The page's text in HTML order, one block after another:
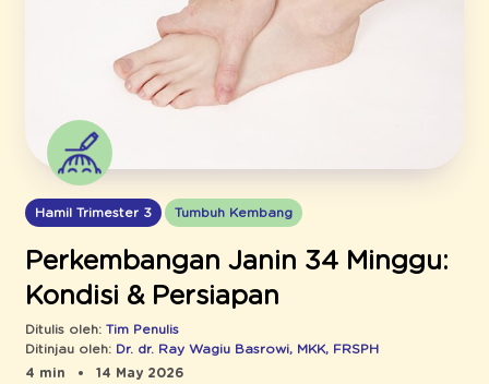
Hamil Trimester 3 Tumbuh Kembang
Perkembangan Janin 34 Minggu:
Kondisi & Persiapan
Ditulis oleh: Tim Penulis
Ditinjau oleh: Dr. dr. Ray Wagiu Basrowi, MKK, FRSPH
4 min
14 May 2026